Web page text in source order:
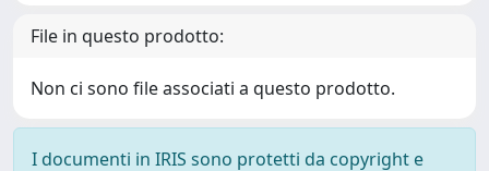
File in questo prodotto:
Non ci sono file associati a questo prodotto.
I documenti in IRIS sono protetti da copyright e